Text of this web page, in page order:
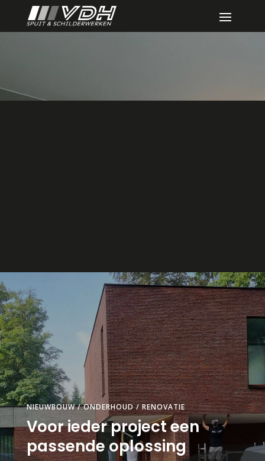
NIEUWBOUW / ONDERHOUD / RENOVATIE
Voor ieder project een
passende oplossing